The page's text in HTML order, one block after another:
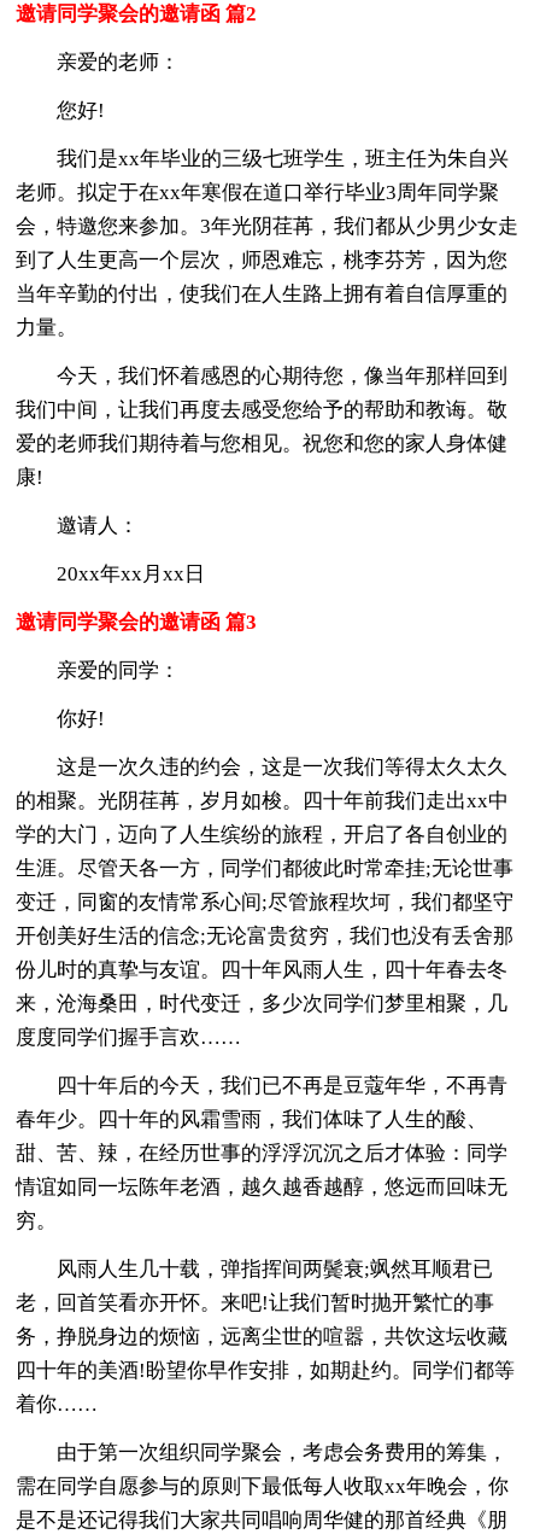
邀请同学聚会的邀请函 篇2
亲爱的老师：
您好!
我们是xx年毕业的三级七班学生，班主任为朱自兴
老师。拟定于在xx年寒假在道口举行毕业3周年同学聚
会，特邀您来参加。3年光阴荏苒，我们都从少男少女走
到了人生更高一个层次，师恩难忘，桃李芬芳，因为您
当年辛勤的付出，使我们在人生路上拥有着自信厚重的
力量。
今天，我们怀着感恩的心期待您，像当年那样回到
我们中间，让我们再度去感受您给予的帮助和教诲。敬
爱的老师我们期待着与您相见。祝您和您的家人身体健
康!
邀请人：
20xx年xx月xx日
邀请同学聚会的邀请函 篇3
亲爱的同学：
你好!
这是一次久违的约会，这是一次我们等得太久太久
的相聚。光阴荏苒，岁月如梭。四十年前我们走出xx中
学的大门，迈向了人生缤纷的旅程，开启了各自创业的
生涯。尽管天各一方，同学们都彼此时常牵挂;无论世事
变迁，同窗的友情常系心间;尽管旅程坎坷，我们都坚守
开创美好生活的信念;无论富贵贫穷，我们也没有丢舍那
份儿时的真挚与友谊。四十年风雨人生，四十年春去冬
来，沧海桑田，时代变迁，多少次同学们梦里相聚，几
度度同学们握手言欢……
四十年后的今天，我们已不再是豆蔻年华，不再青
春年少。四十年的风霜雪雨，我们体味了人生的酸、
甜、苦、辣，在经历世事的浮浮沉沉之后才体验：同学
情谊如同一坛陈年老酒，越久越香越醇，悠远而回味无
穷。
风雨人生几十载，弹指挥间两鬓衰;飒然耳顺君已
老，回首笑看亦开怀。来吧!让我们暂时抛开繁忙的事
务，挣脱身边的烦恼，远离尘世的喧嚣，共饮这坛收藏
四十年的美酒!盼望你早作安排，如期赴约。同学们都等
着你……
由于第一次组织同学聚会，考虑会务费用的筹集，
需在同学自愿参与的原则下最低每人收取xx年晚会，你
是不是还记得我们大家共同唱响周华健的那首经典《朋